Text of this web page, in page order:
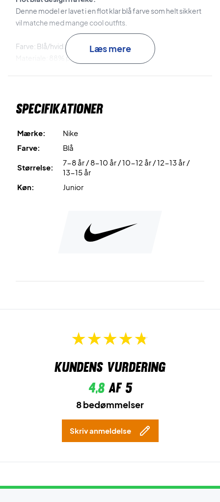
Denne model er lavet i en flot klar blå farve som helt sikkert
vil matche med mange cool outfits.
Farve: Blå/hvid.
Materiale: 88% polyester og 12% elastan.
Læs mere
Specifikationer
Mærke:
Nike
Farve:
Blå
Størrelse:
7-8 år / 8-10 år / 10-12 år / 12-13 år /
13-15 år
Køn:
Junior
Kundens vurdering
4,8af 5
8 bedømmelser
Skriv anmeldelse